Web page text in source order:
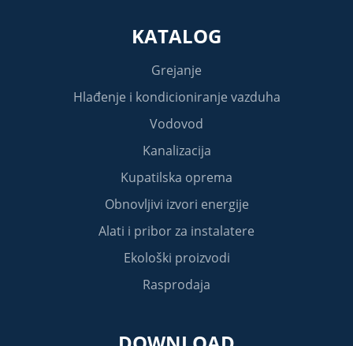
KATALOG
Grejanje
Hlađenje i kondicioniranje vazduha
Vodovod
Kanalizacija
Kupatilska oprema
Obnovljivi izvori energije
Alati i pribor za instalatere
Ekološki proizvodi
Rasprodaja